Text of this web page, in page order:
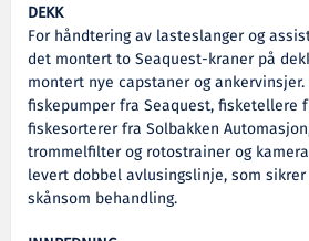
DEKK
For håndtering av lasteslanger og
det montert to Seaquest-kraner på
montert nye capstaner og
fiskepumper fra Seaquest, fisketellere
fiskesorterer fra Solbakken
trommelfilter og rotostrainer og
levert dobbel avlusingslinje, som
skånsom behandling.